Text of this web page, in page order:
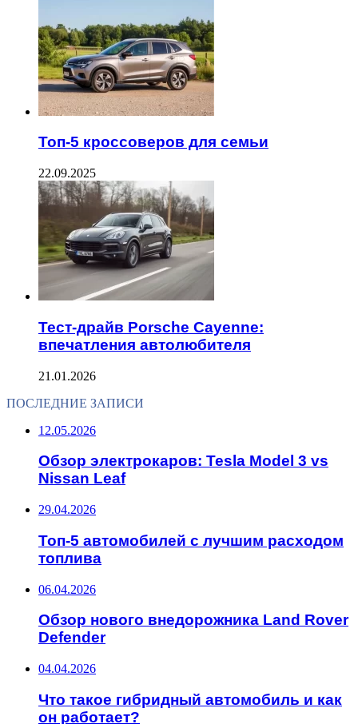
Топ-5 кроссоверов для семьи
22.09.2025
Тест-драйв Porsche Cayenne:
впечатления автолюбителя
21.01.2026
ПОСЛЕДНИЕ ЗАПИСИ
12.05.2026
Обзор электрокаров: Tesla Model 3 vs
Nissan Leaf
29.04.2026
Топ-5 автомобилей с лучшим расходом
топлива
06.04.2026
Обзор нового внедорожника Land Rover
Defender
04.04.2026
Что такое гибридный автомобиль и как
он работает?